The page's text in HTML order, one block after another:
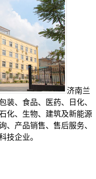
济南兰
装、食品、医药、日化、
化、生物、建筑及新能源
、产品销售、售后服务、
技企业。